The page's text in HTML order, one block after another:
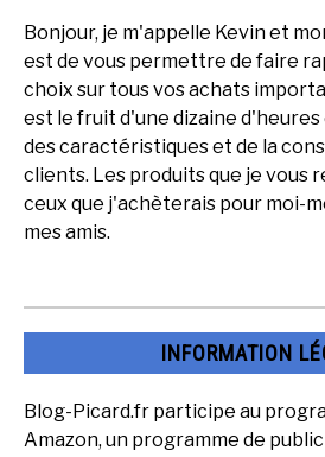
Bonjour, je m'appelle Kevin et
est de vous permettre de faire
choix sur tous vos achats
est le fruit d'une dizaine d'heures
des caractéristiques et de la
clients. Les produits que je vous
ceux que j'achèterais pour moi-
mes amis.
INFORMATION
Blog-Picard.fr participe au
Amazon, un programme de